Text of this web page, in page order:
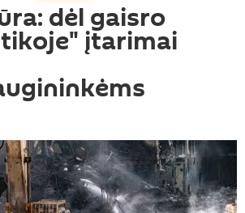
dėl gaisro
įtarimai